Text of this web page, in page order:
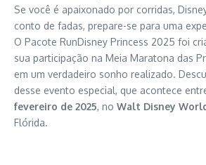
Se você é apaixonado por corridas,
conto de fadas, prepare-se para uma
O Pacote RunDisney Princess 2025 foi
sua participação na Meia Maratona das
em um verdadeiro sonho realizado.
desse evento especial, que acontece
fevereiro de 2025, no Walt Disney
Flórida.